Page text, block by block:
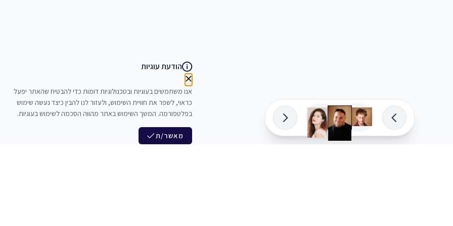
הודעת עוגיות
אנו משתמשים בעוגיות ובטכנולוגיות דומות כדי להבטיח שהאתר יפעל
כראוי, לשפר את חוויית השימוש, ולעזור לנו להבין כיצד נעשה שימוש
בפלטפורמה. המשך השימוש באתר מהווה הסכמה לשימוש בעוגיות.
מאשר/ת